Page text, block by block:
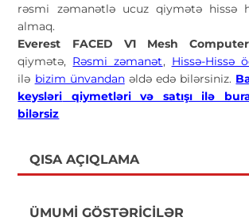
rəsmi zəmanətlə ucuz qiymətə hissə
almaq.
Everest FACED V1 Mesh
qiymətə, Rəsmi zəmanət, Hissə-Hissə
ilə bizim ünvandanəldə edə bilərsiniz.
keysləri qiymetləri və satışı ilə
bilərsiz
QISA AÇIQLAMA
ÜMUMI GÖSTƏRICILƏR